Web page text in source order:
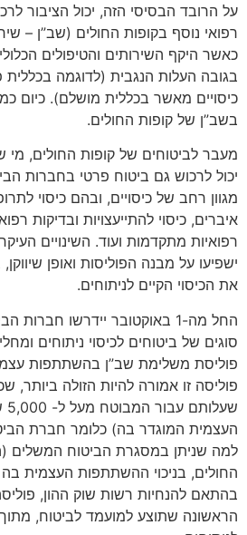
על הרובד הבסיסי הזה, יכול הציבור
רפואי נוסף בקופות החולים (שב”ן –
כאשר היקף השירותים והטיפולים
בגובה העלות הנגבית (לדוגמה בכללית
בשב”ן של קופות החולים.
מעבר לביטוחים של קופות החולים, מי
יכול לרכוש גם ביטוח פרטי בחברות
מגוון רחב של כיסויים, ובהם כיסוי
איברים, כיסוי להתייעצויות ובדיקות
רפואיות מתקדמות ועוד. השינויים
ישפיעו על מבנה הפוליסות ואופן
את הכיסוי הקיים לניתוחים.
החל מה-1 באוקטובר יידרשו
סוגים של ביטוחים לכיסוי ניתוחים
פוליסה זו אמורה להיות הזולה ביותר,
העצמית המוגדר בה) כלומר חברת
למה שניתן במסגרת הביטוח המשלים
החולים, בניכוי ההשתתפות העצמית
בהתאם להנחיות רשות שוק ההון,
הראשונה שתוצע למועמד לביטוח,